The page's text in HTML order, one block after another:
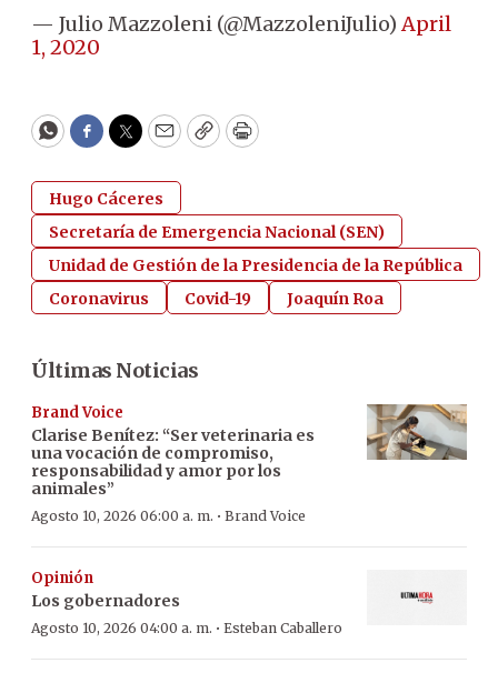
— Julio Mazzoleni (@MazzoleniJulio)April
1, 2020
WhatsApp
Facebook
Twitter
EmailCopyPrint
Hugo Cáceres
Secretaría de Emergencia Nacional (SEN)
Unidad de Gestión de la Presidencia de la República
Coronavirus
Covid-19 Joaquín Roa
Últimas Noticias
Brand Voice
Clarise Benítez: “Ser veterinaria es
una vocación de compromiso,
responsabilidad y amor por los
animales”
Agosto 10, 2026 06:00 a. m. · Brand Voice
Opinión
Los gobernadores
Agosto 10, 2026 04:00 a. m. · Esteban Caballero